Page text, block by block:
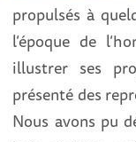
propulsés à
l’époque de
illustrer ses
présenté des
Nous avons pu